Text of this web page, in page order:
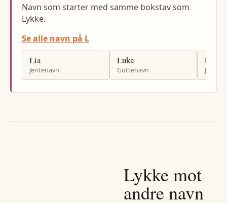
Navn som starter med samme bokstav som
Lykke.
Se alle navn på L
Lia
Jentenavn
Luka
Guttenavn
Liza
Lykke mot
andre navn